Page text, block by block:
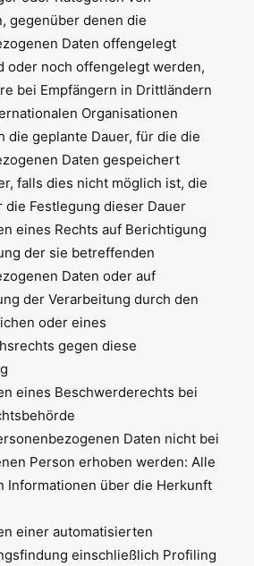
gegenüber denen die
Daten offengelegt
oder noch offengelegt werden,
bei Empfängern in Drittländern
Organisationen
die geplante Dauer, für die die
Daten gespeichert
falls dies nicht möglich ist, die
die Festlegung dieser Dauer
eines Rechts auf Berichtigung
der sie betreffenden
Daten oder auf
der Verarbeitung durch den
oder eines
gegen diese
eines Beschwerderechts bei
Daten nicht bei
Person erhoben werden: Alle
Informationen über die Herkunft
einer automatisierten
einschließlich Profiling